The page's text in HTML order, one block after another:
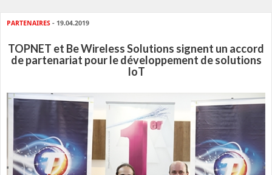
PARTENAIRES - 19.04.2019
TOPNET et Be Wireless Solutions signent un accord
de partenariat pour le développement de solutions
IoT